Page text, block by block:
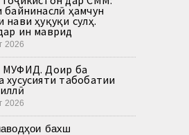
байнинаслӣ ҳамчун
нави ҳуқуқи сулҳ.
ин маврид
2026
МУФИД. Доир ба
табобатии
2026
бахш